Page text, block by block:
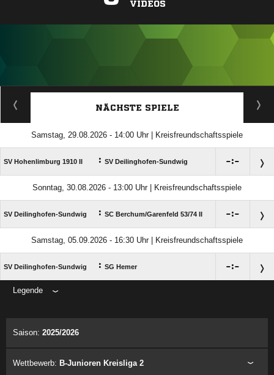
VIDEOS
ANZEIGE
NÄCHSTE SPIELE
Samstag, 29.08.2026 - 14:00 Uhr | Kreisfreundschaftsspiele
SV Hohenlimburg 1910 II : SV Deilinghofen-Sundwig :
Sonntag, 30.08.2026 - 13:00 Uhr | Kreisfreundschaftsspiele
SV Deilinghofen-Sundwig : SC Berchum/​Garenfeld 53/​74 II :
Samstag, 05.09.2026 - 16:30 Uhr | Kreisfreundschaftsspiele
SV Deilinghofen-Sundwig : SG Hemer :
Legende
Saison: 2025/2026
Wettbewerb: B-Junioren Kreisliga 2